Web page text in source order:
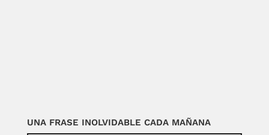
UNA FRASE INOLVIDABLE CADA MAÑANA